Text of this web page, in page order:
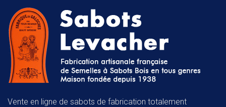
Vente en ligne de sabots de fabrication totalement